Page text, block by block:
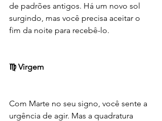
de padrões antigos. Há um novo sol
surgindo, mas você precisa aceitar o
fim da noite para recebê-lo.
♍ Virgem
Com Marte no seu signo, você sente a
urgência de agir. Mas a quadratura